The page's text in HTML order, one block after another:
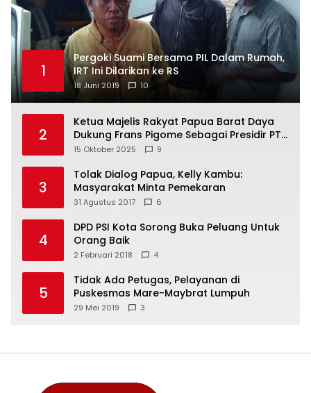
1
Pergoki Suami Bersama PIL Dalam Rumah,
IRT Ini Dilarikan ke RS
18 Juni 2019 10
2
Ketua Majelis Rakyat Papua Barat Daya
Dukung Frans Pigome Sebagai Presidir PT
Freeport Indonesia
15 Oktober 2025 9
3
Tolak Dialog Papua, Kelly Kambu:
Masyarakat Minta Pemekaran
31 Agustus 2017 6
4
DPD PSI Kota Sorong Buka Peluang Untuk
Orang Baik
2 Februari 2018 4
5
Tidak Ada Petugas, Pelayanan di
Puskesmas Mare-Maybrat Lumpuh
29 Mei 2019 3